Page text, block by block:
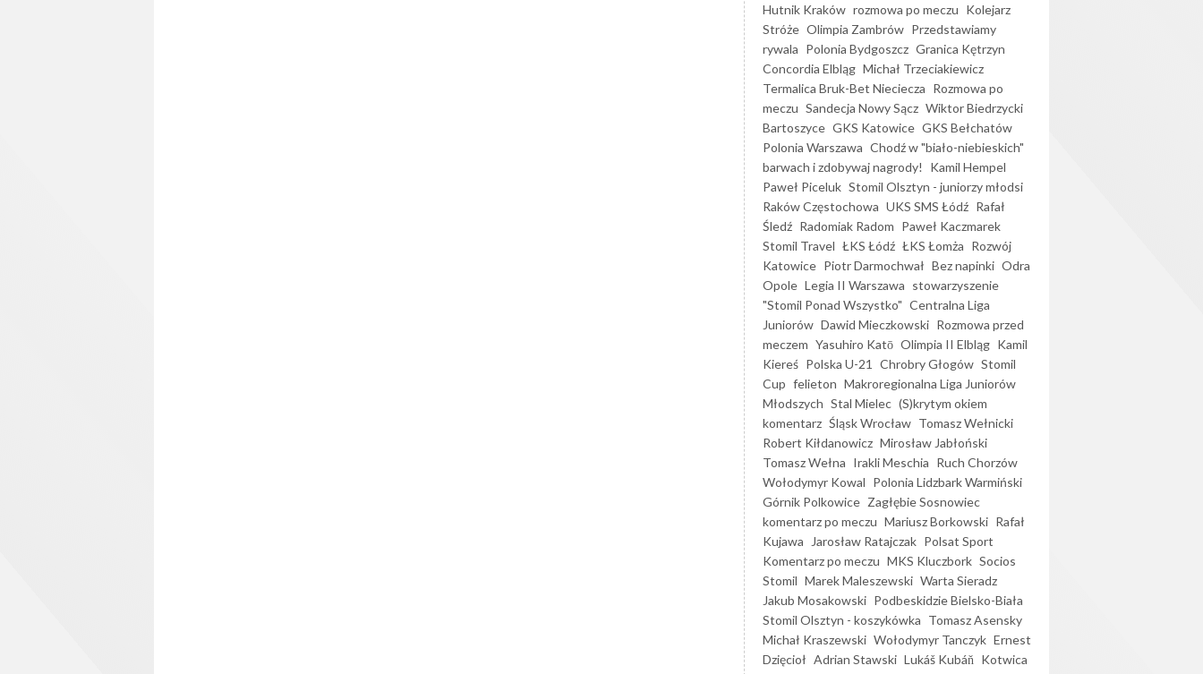
Hutnik Kraków rozmowa po meczu Kolejarz
Stróże Olimpia Zambrów Przedstawiamy
rywala Polonia Bydgoszcz Granica Kętrzyn
Concordia Elbląg Michał Trzeciakiewicz
Termalica Bruk-Bet Nieciecza Rozmowa po
meczu Sandecja Nowy Sącz Wiktor Biedrzycki
Bartoszyce GKS Katowice GKS Bełchatów
Polonia Warszawa Chodź w "biało-niebieskich"
barwach i zdobywaj nagrody!
Kamil Hempel
Paweł Piceluk Stomil Olsztyn - juniorzy młodsi
Raków Częstochowa UKS SMS Łódź Rafał
Śledź Radomiak Radom Paweł Kaczmarek
Stomil Travel ŁKS Łódź ŁKS Łomża Rozwój
Katowice Piotr Darmochwał Bez napinki Odra
Opole Legia II Warszawa stowarzyszenie
"Stomil Ponad Wszystko" Centralna Liga
Juniorów Dawid Mieczkowski Rozmowa przed
meczem Yasuhiro Katō Olimpia II Elbląg Kamil
Kiereś Polska U-21 Chrobry Głogów Stomil
Cup felieton Makroregionalna Liga Juniorów
Młodszych Stal Mielec (S)krytym okiem
komentarz Śląsk Wrocław Tomasz Wełnicki
Robert Kiłdanowicz Mirosław Jabłoński
Tomasz Wełna Irakli Meschia Ruch Chorzów
Wołodymyr Kowal Polonia Lidzbark Warmiński
Górnik Polkowice Zagłębie Sosnowiec
komentarz po meczu Mariusz Borkowski Rafał
Kujawa
Jarosław Ratajczak Polsat Sport
Komentarz po meczu MKS Kluczbork Socios
Stomil Marek Maleszewski Warta Sieradz
Jakub Mosakowski Podbeskidzie Bielsko-Biała
Stomil Olsztyn - koszykówka Tomasz Asensky
Michał Kraszewski Wołodymyr Tanczyk Ernest
Dzięcioł Adrian Stawski Lukáš Kubáň Kotwica